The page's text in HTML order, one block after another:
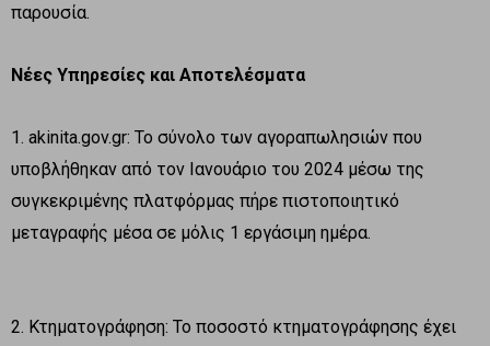
παρουσία.
Νέες Υπηρεσίες και Αποτελέσματα
1. akinita.gov.gr: Το σύνολο των αγοραπωλησιών που
υποβλήθηκαν από τον Ιανουάριο του 2024 μέσω της
συγκεκριμένης πλατφόρμας πήρε πιστοποιητικό
μεταγραφής μέσα σε μόλις 1 εργάσιμη ημέρα.
2. Κτηματογράφηση: Το ποσοστό κτηματογράφησης έχει